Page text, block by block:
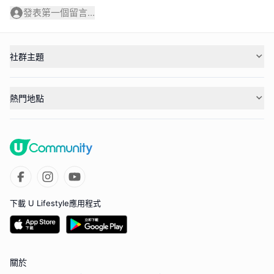
發表第一個留言...
社群主題
熱門地點
下載 U Lifestyle應用程式
關於